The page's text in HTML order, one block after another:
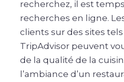
recherchez, il est
recherches en ligne.
clients sur des sites
TripAdvisor peuvent
de la qualité de la
l’ambiance d’un